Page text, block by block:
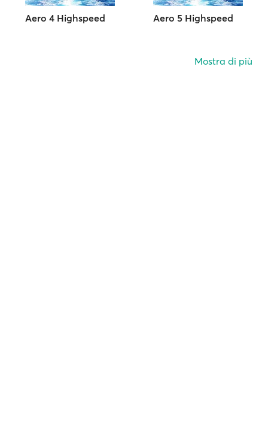
Aero 4 Highspeed Aero 5 Highspeed
Mostra di più